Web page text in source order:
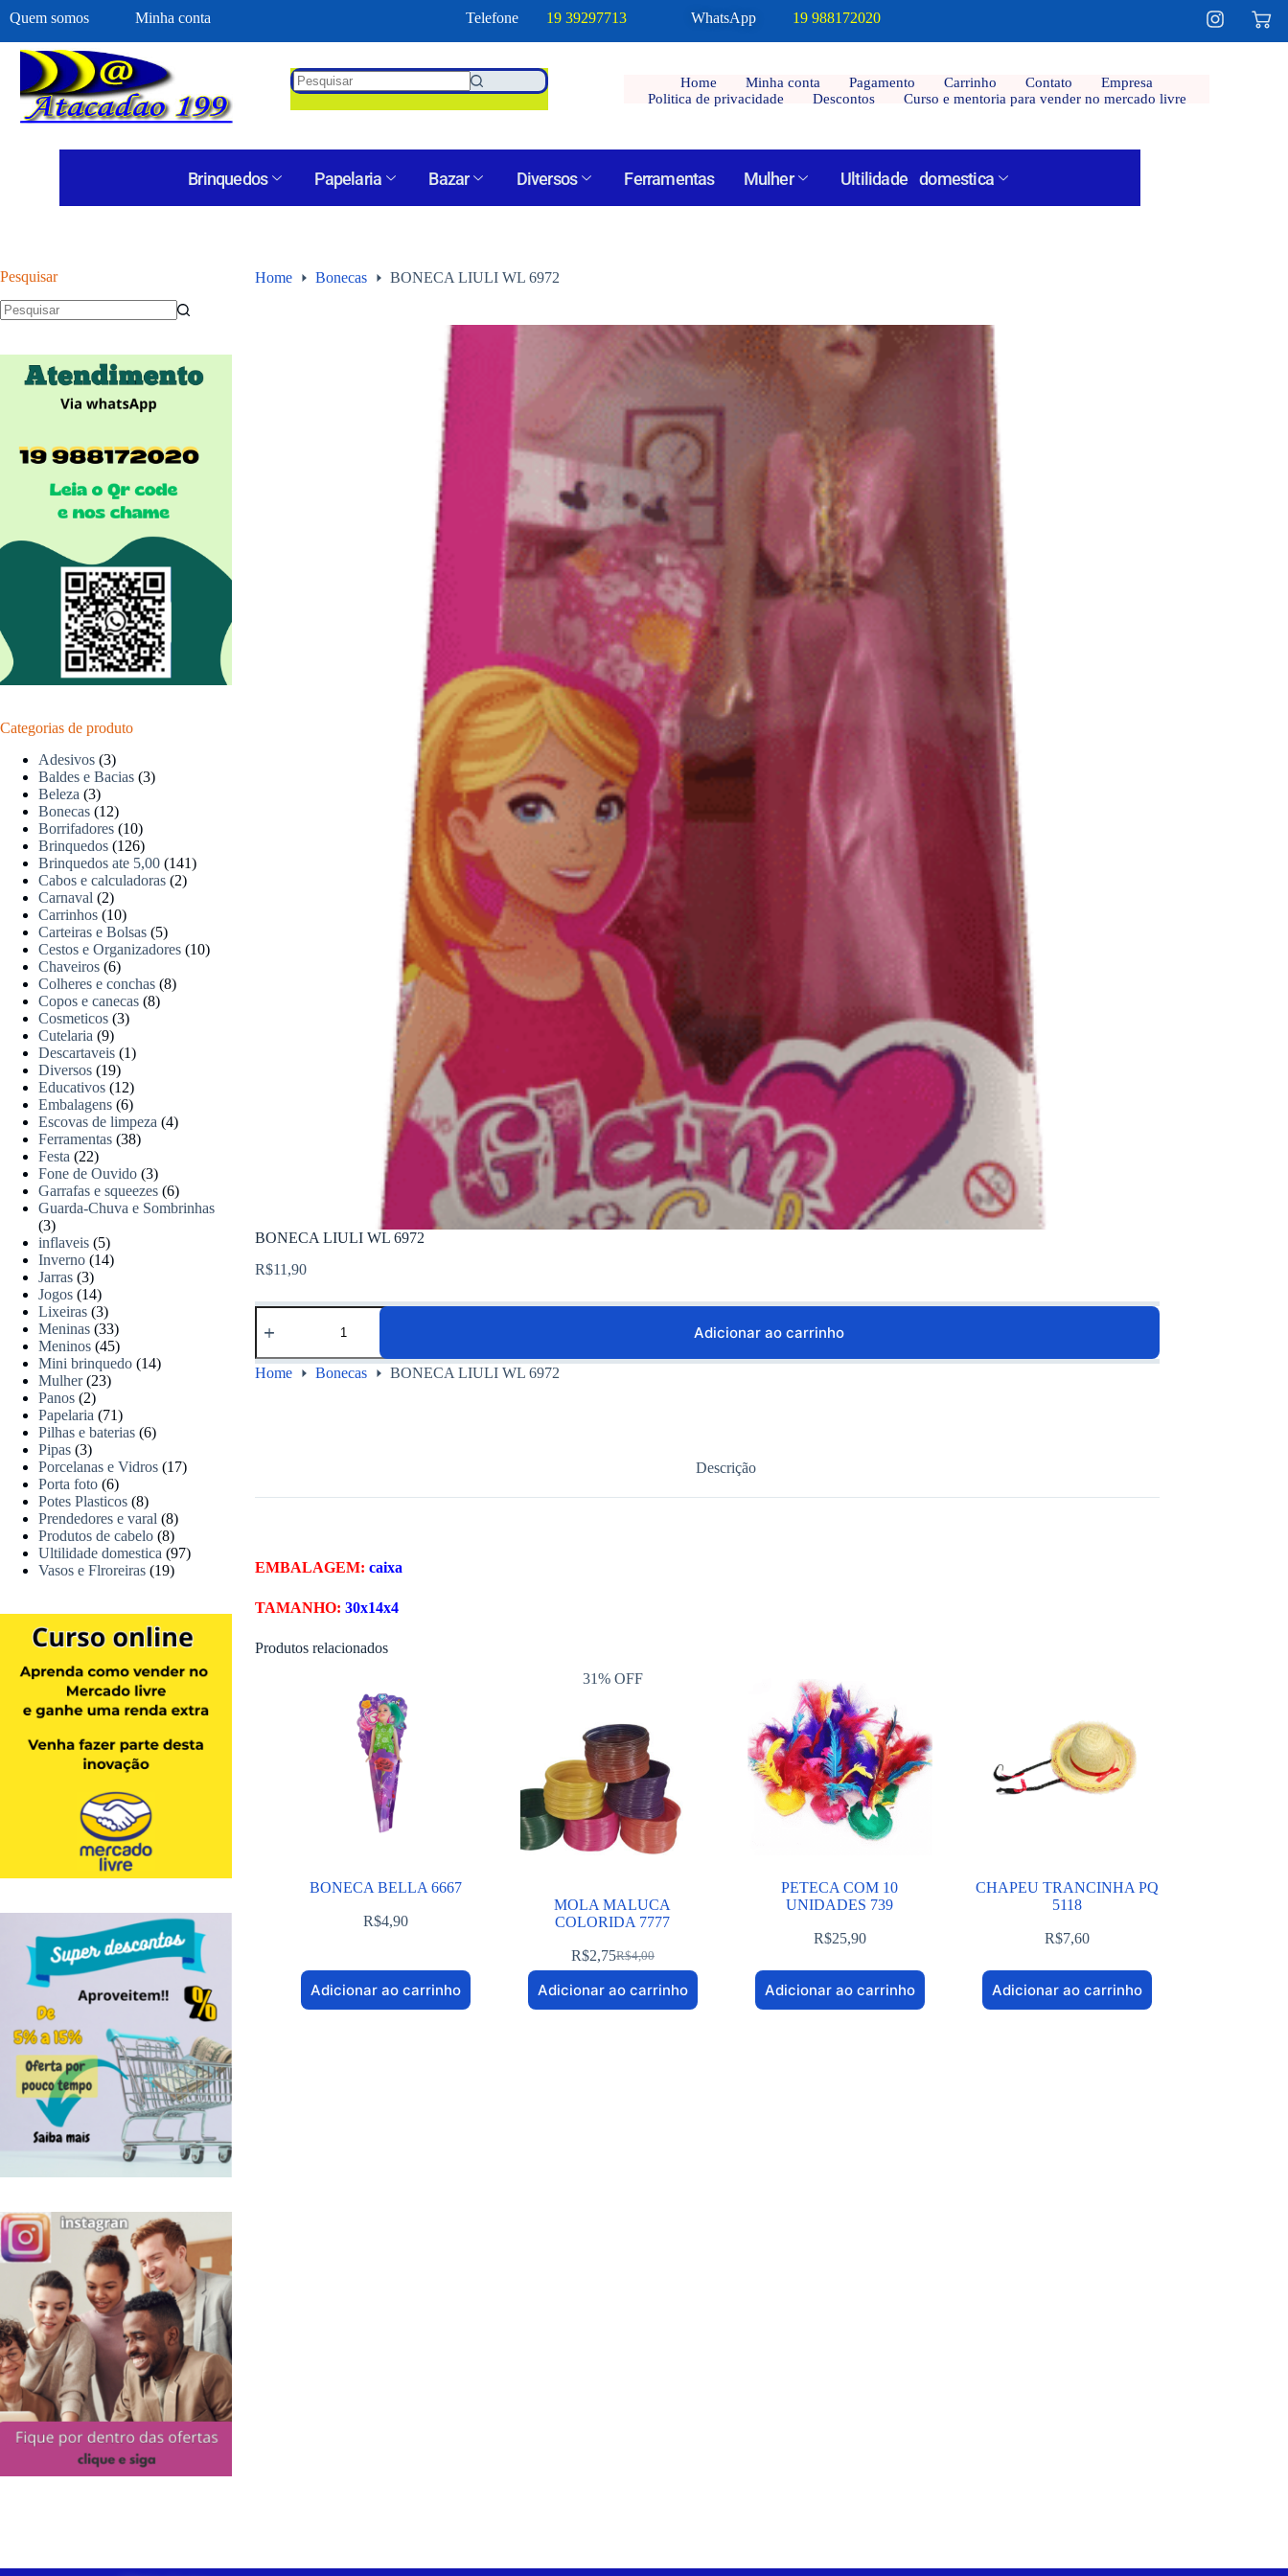
Quem somos Minha conta Telefone 19 39297713 WhatsApp 19 988172020
Home Minha conta Pagamento Carrinho Contato
Empresa
Politica de privacidade
Descontos Curso e mentoria para vender no mercado livre
Brinquedos Papelaria Bazar Diversos Ferramentas Mulher Ultilidade domestica
Home Bonecas BONECA LIULI WL 6972
BONECA LIULI WL 6972
R$11,90
Adicionar ao carrinho
Home Bonecas BONECA LIULI WL 6972
Descrição
EMBALAGEM: caixa
TAMANHO: 30x14x4
Produtos relacionados
BONECA BELLA 6667
R$4,90
Adicionar ao carrinho
31% OFF
MOLA MALUCA
COLORIDA 7777
R$4,00
R$2,75
Adicionar ao carrinho
PETECA COM 10
UNIDADES 739
R$25,90
Adicionar ao carrinho
CHAPEU TRANCINHA PQ
5118
R$7,60
Adicionar ao carrinho
Pesquisar
Categorias de produto
Adesivos (3)
Baldes e Bacias (3)
Beleza (3)
Bonecas (12)
Borrifadores (10)
Brinquedos (126)
Brinquedos ate 5,00 (141)
Cabos e calculadoras (2)
Carnaval (2)
Carrinhos (10)
Carteiras e Bolsas (5)
Cestos e Organizadores (10)
Chaveiros (6)
Colheres e conchas (8)
Copos e canecas (8)
Cosmeticos (3)
Cutelaria (9)
Descartaveis (1)
Diversos (19)
Educativos (12)
Embalagens (6)
Escovas de limpeza (4)
Ferramentas (38)
Festa (22)
Fone de Ouvido (3)
Garrafas e squeezes (6)
Guarda-Chuva e Sombrinhas
(3)
inflaveis (5)
Inverno (14)
Jarras (3)
Jogos (14)
Lixeiras (3)
Meninas (33)
Meninos (45)
Mini brinquedo (14)
Mulher (23)
Panos (2)
Papelaria (71)
Pilhas e baterias (6)
Pipas (3)
Porcelanas e Vidros (17)
Porta foto (6)
Potes Plasticos (8)
Prendedores e varal (8)
Produtos de cabelo (8)
Ultilidade domestica (97)
Vasos e Flroreiras (19)